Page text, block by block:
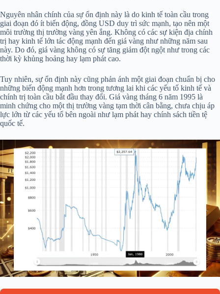
Nguyên nhân chính của sự ổn định này là do kinh tế toàn cầu trong
giai đoạn đó ít biến động, đồng USD duy trì sức mạnh, tạo nên một
môi trường thị trường vàng yên ắng. Không có các sự kiện địa chính
trị hay kinh tế lớn tác động mạnh đến giá vàng như những năm sau
này. Do đó, giá vàng không có sự tăng giảm đột ngột như trong các
thời kỳ khủng hoảng hay lạm phát cao.
Tuy nhiên, sự ổn định này cũng phản ánh một giai đoạn chuẩn bị cho
những biến động mạnh hơn trong tương lai khi các yếu tố kinh tế và
chính trị toàn cầu bắt đầu thay đổi. Giá vàng tháng 6 năm 1995 là
minh chứng cho một thị trường vàng tạm thời cân bằng, chưa chịu áp
lực lớn từ các yếu tố bên ngoài như lạm phát hay chính sách tiền tệ
quốc tế.